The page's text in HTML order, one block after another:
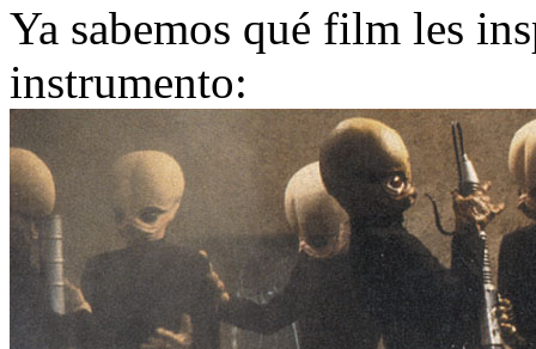
Ya sabemos qué film les
instrumento: